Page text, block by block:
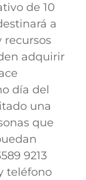
de 10
a
recursos
adquirir
día del
una
que
9213
teléfono